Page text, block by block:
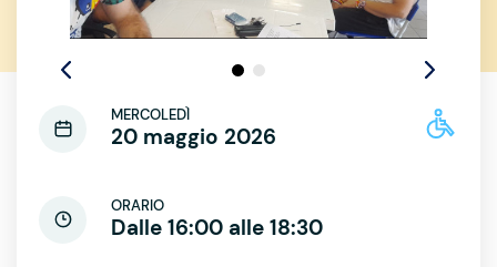
MERCOLEDÌ
20 maggio 2026
ORARIO
Dalle 16:00 alle 18:30